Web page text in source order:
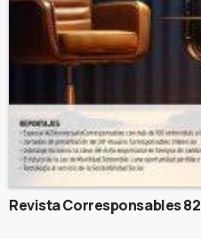
Revista Corresponsables 82